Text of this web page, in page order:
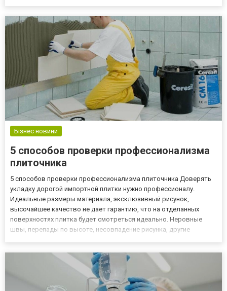
Бізнес новини
5 способов проверки профессионализма
плиточника
5 способов проверки профессионализма плиточника Доверять
укладку дорогой импортной плитки нужно профессионалу.
Идеальные размеры материала, эксклюзивный рисунок,
высочайшее качество не дает гарантию, что на отделанных
поверхностях плитка будет смотреться идеально. Неровные
швы, перепады по высоте, несовпадение рисунка, другие
потратить немн...